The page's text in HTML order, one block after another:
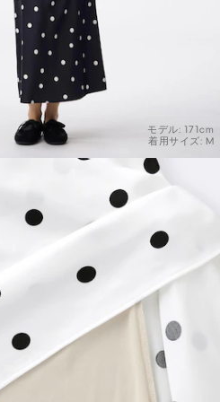
モデル: 171cm
着用サイズ: M